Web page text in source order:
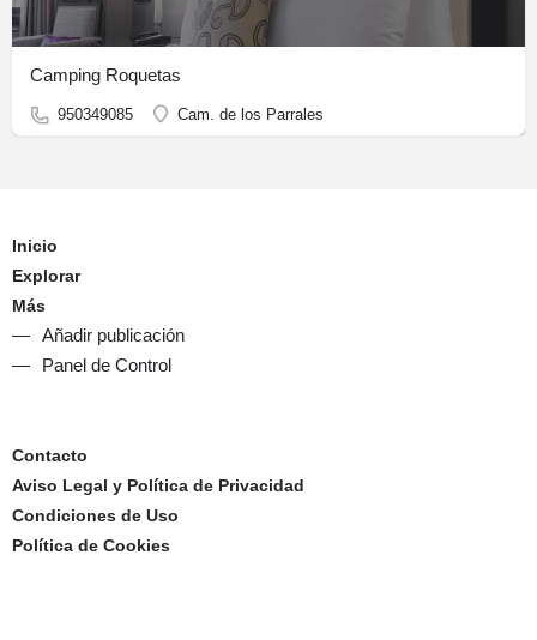
Camping Roquetas
950349085 Cam. de los Parrales
Inicio
Explorar
Más
Añadir publicación
Panel de Control
Contacto
Aviso Legal y Política de Privacidad
Condiciones de Uso
Política de Cookies